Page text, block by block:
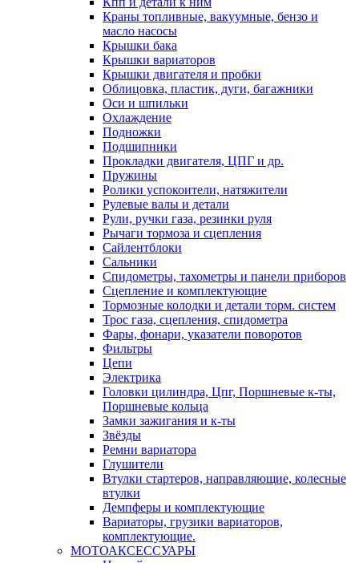
Краны топливные, вакуумные, бензо и
масло насосы
Крышки бака
Крышки вариаторов
Крышки двигателя и пробки
Облицовка, пластик, дуги, багажники
Оси и шпильки
Охлаждение
Подножки
Подшипники
Прокладки двигателя, ЦПГ и др.
Пружины
Ролики успокоители, натяжители
Рулевые валы и детали
Рули, ручки газа, резинки руля
Рычаги тормоза и сцепления
Сайлентблоки
Сальники
Спидометры, тахометры и панели приборов
Сцепление и комплектующие
Тормозные колодки и детали торм. систем
Трос газа, сцепления, спидометра
Фары, фонари, указатели поворотов
Фильтры
Цепи
Электрика
Головки цилиндра, Цпг, Поршневые к-ты,
Поршневые кольца
Замки зажигания и к-ты
Звёзды
Ремни вариатора
Глушители
Втулки стартеров, направляющие, колесные
втулки
Демпферы и комплектующие
Вариаторы, грузики вариаторов,
комплектующие.
МОТОАКСЕССУАРЫ